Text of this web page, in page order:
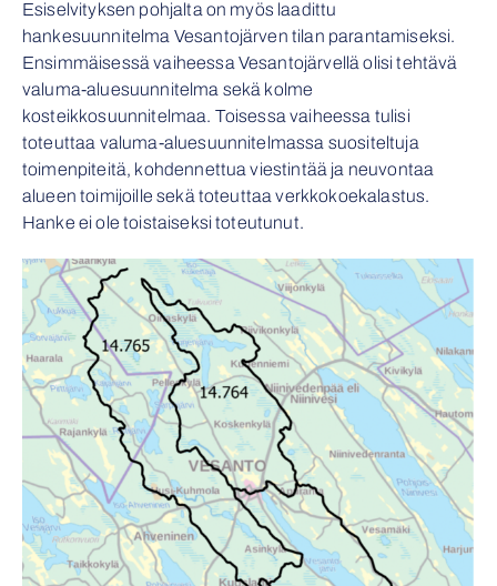
Esiselvityksen pohjalta on myös laadittu
hankesuunnitelma Vesantojärven tilan parantamiseksi.
Ensimmäisessä vaiheessa Vesantojärvellä olisi tehtävä
valuma-aluesuunnitelma sekä kolme
kosteikkosuunnitelmaa. Toisessa vaiheessa tulisi
toteuttaa valuma-aluesuunnitelmassa suositeltuja
toimenpiteitä, kohdennettua viestintää ja neuvontaa
alueen toimijoille sekä toteuttaa verkkokoekalastus.
Hanke ei ole toistaiseksi toteutunut.